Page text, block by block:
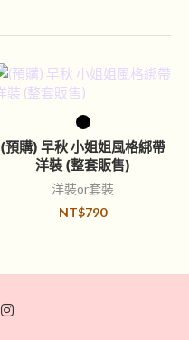
選擇規格
(預購) 早秋 小姐姐風格綁帶
洋裝 (整套販售)
洋裝or套裝
NT$790